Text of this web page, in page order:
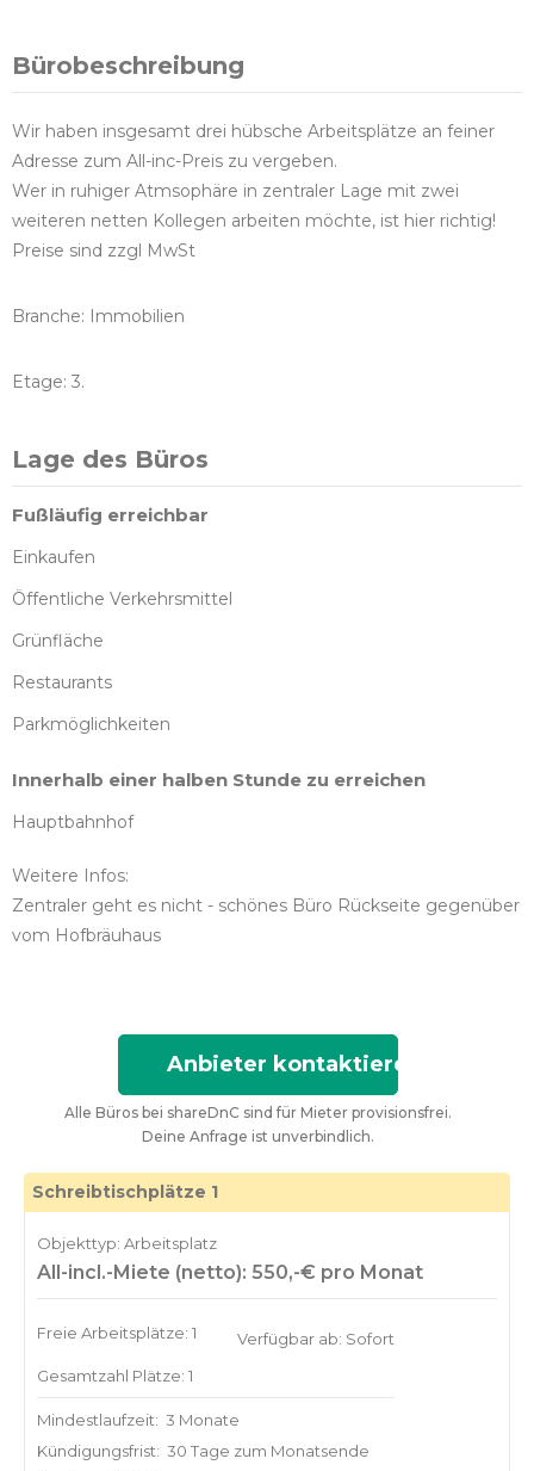
Bürobeschreibung
Wir haben insgesamt drei hübsche Arbeitsplätze an feiner
Adresse zum All-inc-Preis zu vergeben.
Wer in ruhiger Atmsophäre in zentraler Lage mit zwei
weiteren netten Kollegen arbeiten möchte, ist hier richtig!
Preise sind zzgl MwSt
Branche: Immobilien
Etage: 3.
Lage des Büros
Fußläufig erreichbar
Einkaufen
Öffentliche Verkehrsmittel
Grünfläche
Restaurants
Parkmöglichkeiten
Innerhalb einer halben Stunde zu erreichen
Hauptbahnhof
Weitere Infos:
Zentraler geht es nicht - schönes Büro Rückseite gegenüber
vom Hofbräuhaus
Anbieter kontaktieren
Alle Büros bei shareDnC sind für Mieter provisionsfrei.
Deine Anfrage ist unverbindlich.
Schreibtischplätze 1
Objekttyp: Arbeitsplatz
All-incl.-Miete (netto): 550,-€ pro Monat
Freie Arbeitsplätze: 1
Gesamtzahl Plätze: 1
Verfügbar ab: Sofort
Mindestlaufzeit: 3 Monate
Kündigungsfrist: 30 Tage zum Monatsende